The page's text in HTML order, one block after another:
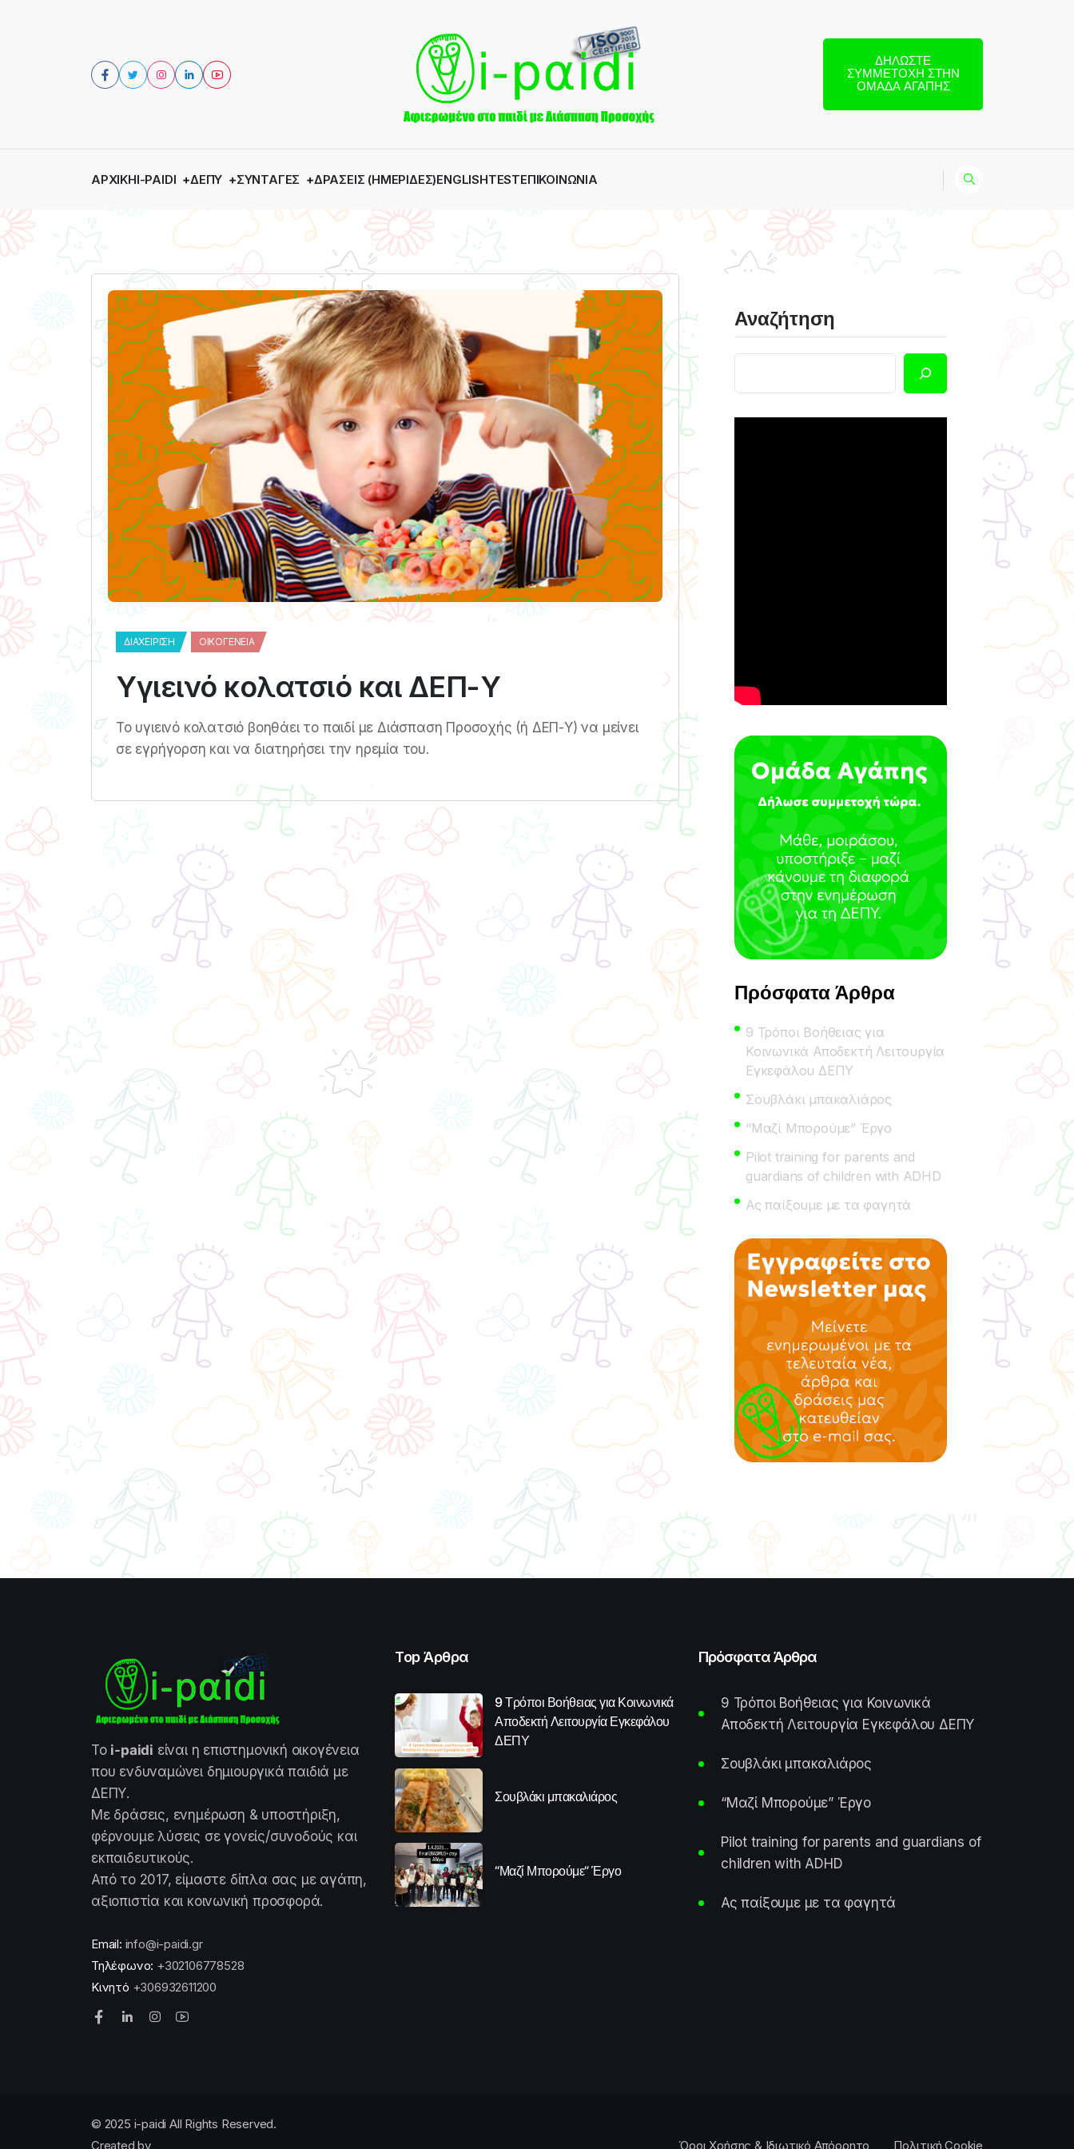
ΔΗΛΏΣΤΕ
ΣΥΜΜΕΤΟΧΉ ΣΤΗΝ
ΟΜΆΔΑ ΑΓΆΠΗΣ
ΑΡΧΙΚΉI-PAIDI ΔΕΠΥ ΣΥΝΤΑΓΈΣ ΔΡΆΣΕΙΣ (ΗΜΕΡΊΔΕΣ)ENGLISHTESTΕΠΙΚΟΙΝΩΝΊΑ
ΔΙΑΧΕΊΡΙΣΗ ΟΙΚΟΓΈΝΕΙΑ
Υγιεινό κολατσιό και ΔΕΠ-Υ
Το υγιεινό κολατσιό βοηθάει το παιδί με Διάσπαση Προσοχής (ή ΔΕΠ-Υ) να μείνει
σε εγρήγορση και να διατηρήσει την ηρεμία του.
Αναζήτηση
Πρόσφατα Άρθρα
9 Τρόποι Βοήθειας για
Κοινωνικά Αποδεκτή Λειτουργία
Εγκεφάλου ΔΕΠΥ
Σουβλάκι μπακαλιάρος
“Μαζί Μπορούμε” Έργο
Pilot training for parents and
guardians of children with ADHD
Ας παίξουμε με τα φαγητά
Το i-paidi είναι η επιστημονική οικογένεια
που ενδυναμώνει δημιουργικά παιδιά με
ΔΕΠΥ.
Με δράσεις, ενημέρωση & υποστήριξη,
φέρνουμε λύσεις σε γονείς/συνοδούς και
εκπαιδευτικούς.
Από το 2017, είμαστε δίπλα σας με αγάπη,
αξιοπιστία και κοινωνική προσφορά.
Email: info@i-paidi.gr
Τηλέφωνο: +302106778528
Κινητό +306932611200
Top Άρθρα
9 Τρόποι Βοήθειας για Κοινωνικά
Αποδεκτή Λειτουργία Εγκεφάλου
ΔΕΠΥ
Σουβλάκι μπακαλιάρος
“Μαζί Μπορούμε” Έργο
Πρόσφατα Άρθρα
9 Τρόποι Βοήθειας για Κοινωνικά
Αποδεκτή Λειτουργία Εγκεφάλου ΔΕΠΥ
Σουβλάκι μπακαλιάρος
“Μαζί Μπορούμε” Έργο
Pilot training for parents and guardians of
children with ADHD
Ας παίξουμε με τα φαγητά
© 2025 i-paidi All Rights Reserved.
Created by
Όροι Χρήσης & Ιδιωτικό Απόρρητο Πολιτική Cookie